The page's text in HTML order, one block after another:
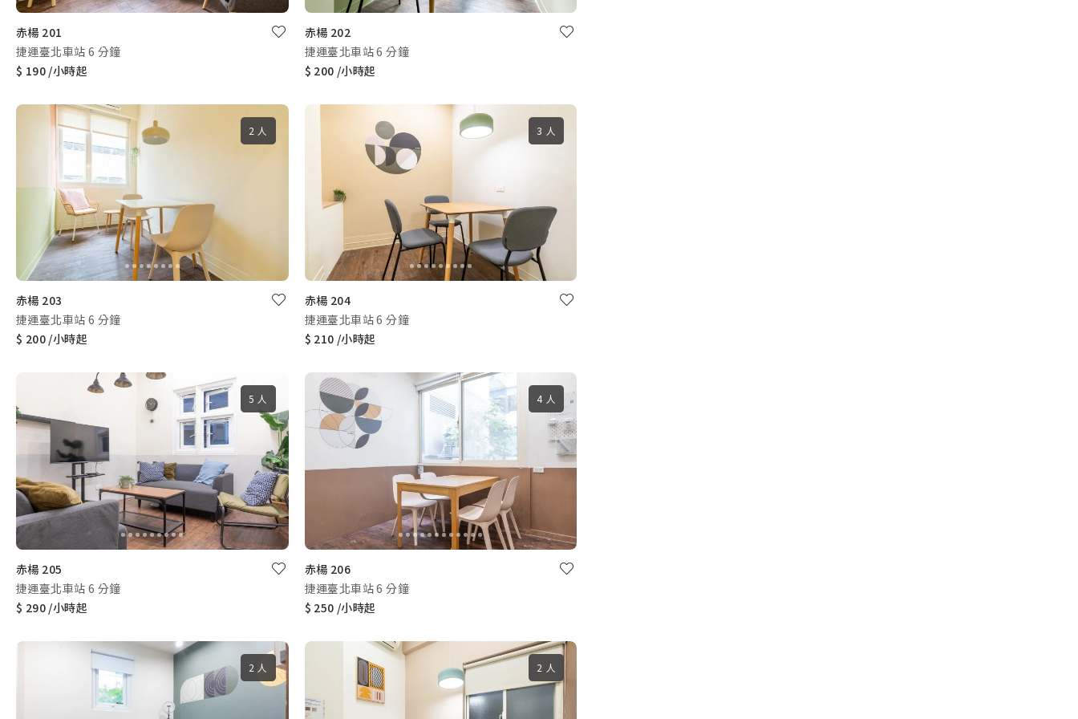
赤楊 201
捷運臺北車站 6 分鐘
$ 190 /小時起
赤楊 202
捷運臺北車站 6 分鐘
$ 200 /小時起
2 人
赤楊 203
捷運臺北車站 6 分鐘
$ 200 /小時起
3 人
赤楊 204
捷運臺北車站 6 分鐘
$ 210 /小時起
5 人
赤楊 205
捷運臺北車站 6 分鐘
$ 290 /小時起
4 人
赤楊 206
捷運臺北車站 6 分鐘
$ 250 /小時起
2 人 2 人